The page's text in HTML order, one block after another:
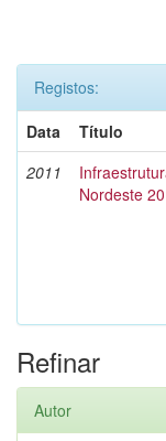
Registos:
Data
Título
2011
Nordeste
Refinar
Autor